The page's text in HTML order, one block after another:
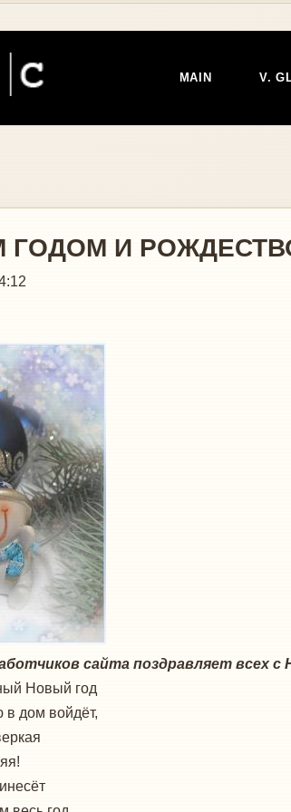
MAIN V.
ГОДОМ И
сайта поздравляет всех
Новый год
дом войдёт,